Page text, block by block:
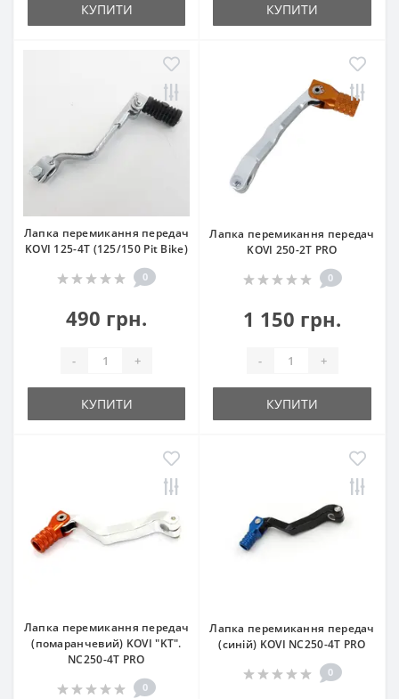
КУПИТИ КУПИТИ
Лапка перемикання передач
KOVI 125-4Т (125/150 Pit Bike)
0
490 грн.
- +
КУПИТИ
Лапка перемикання передач
KOVI 250-2T PRO
0
1 150 грн.
- +
КУПИТИ
Лапка перемикання передач
(помаранчевий) KOVI "KT".
NC250-4Т PRO
0
Лапка перемикання передач
(синій) KOVI NC250-4Т PRO
0